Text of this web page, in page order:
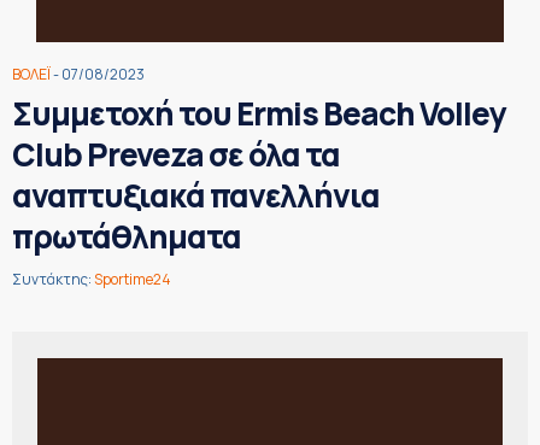
ΒΟΛΕΪ- 07/08/2023
Συμμετοχή του Ermis Beach Volley
Club Preveza σε όλα τα
αναπτυξιακά πανελλήνια
πρωτάθληματα
Συντάκτης:Sportime24